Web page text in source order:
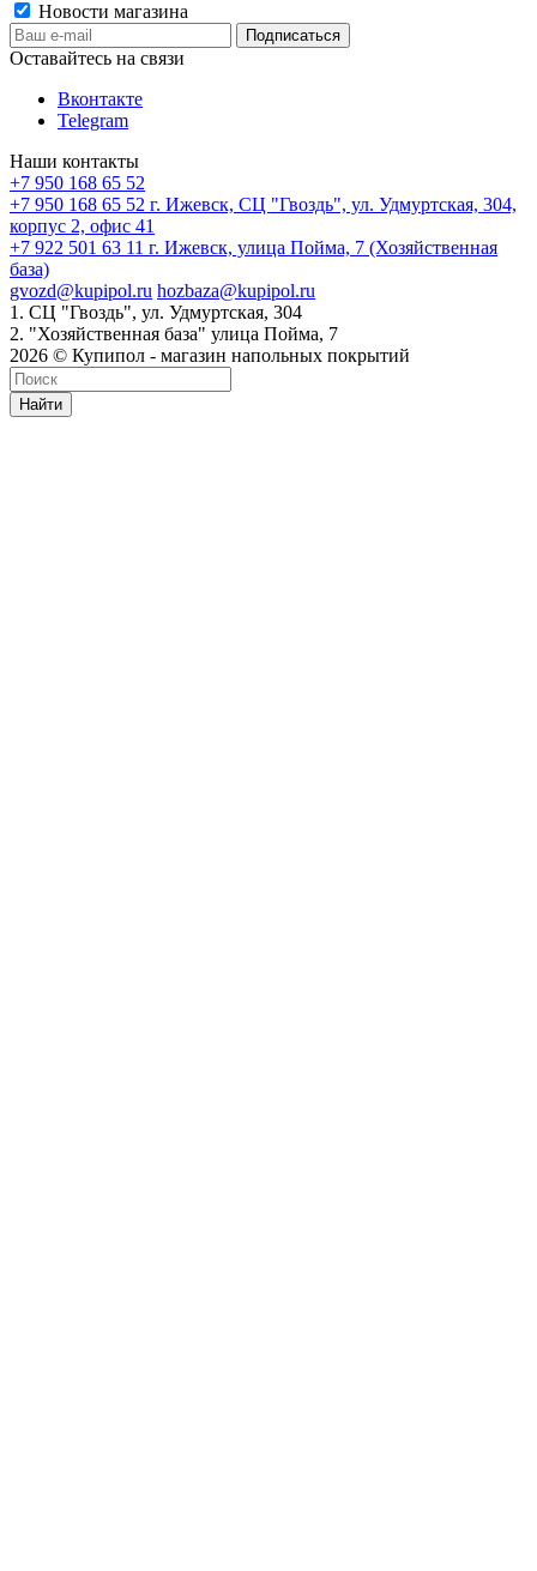
Новости магазина
Оставайтесь на связи
Вконтакте
Telegram
Наши контакты
+7 950 168 65 52
+7 950 168 65 52 г. Ижевск, СЦ "Гвоздь", ул. Удмуртская, 304,
корпус 2, офис 41
+7 922 501 63 11 г. Ижевск, улица Пойма, 7 (Хозяйственная
база)
gvozd@kupipol.ru hozbaza@kupipol.ru
1. СЦ "Гвоздь", ул. Удмуртская, 304
2. "Хозяйственная база" улица Пойма, 7
2026 © Купипол - магазин напольных покрытий
Найти